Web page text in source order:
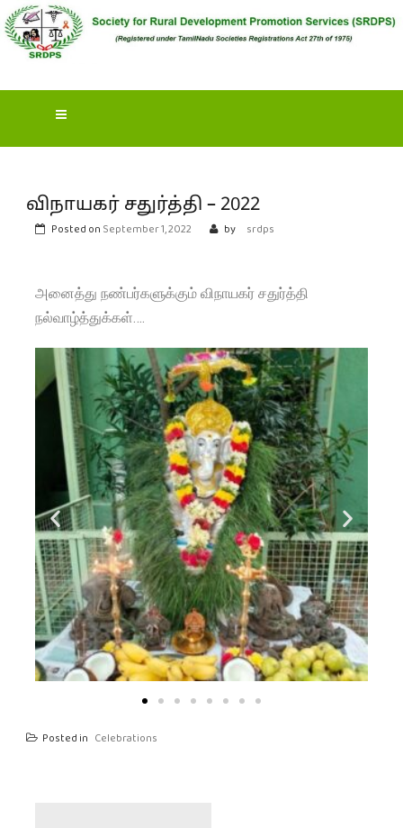
S OCIETY FOR RURAL
DEVELOPMENT
(SRDPS)
விநாயகர் சதுர்த்தி – 2022
Posted on September 1, 2022 by srdps
அனைத்து நண்பர்களுக்கும் விநாயகர் சதுர்த்தி
நல்வாழ்த்துக்கள்….
Posted in Celebrations